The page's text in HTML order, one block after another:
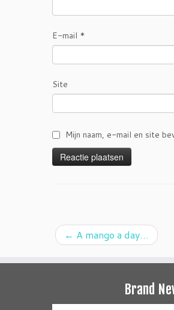
E-mail *
Site
Mijn naam, e-mail en site
← A mango a day…
Brand